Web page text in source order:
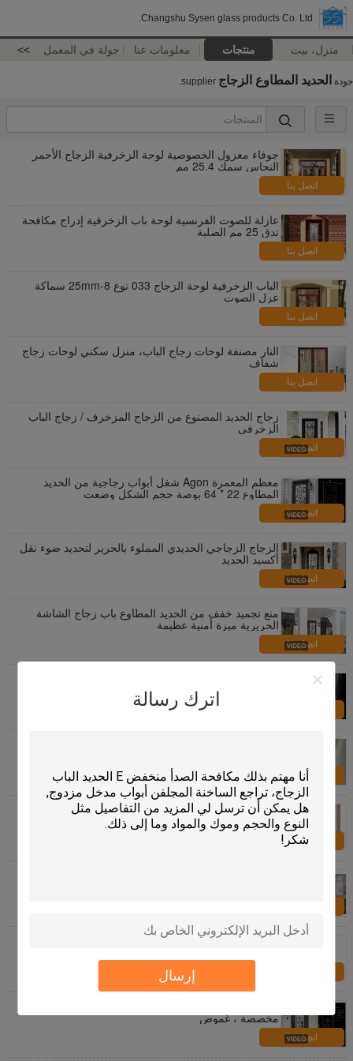
Changshu Sysen glass products Co. Ltd.
منزل، بيت منتجات معلومات عنا جولة في المعمل >>
اترك رسالة
إرسال
جودة الحديد المطاوع الزجاج
جوفاء معزول الخصوصية لوحة الزخرفية الزجاج الأحمر
النحاس سمك 25.4 مم
اتصل بنا
عازلة للصوت الفرنسية لوحة باب الزخرفية إدراج مكافحة
تدق 25 مم الصلبة
اتصل بنا
الباب الزخرفية لوحة الزجاج 033 نوع 8-25mm سماكة
عزل الصوت
اتصل بنا
النار مصنفة لوحات زجاج الباب، منزل سكني لوحات زجاج
شفاف
اتصل بنا
زجاج الحديد المصنوع من الزجاج المزخرف / زجاج الباب
الزخرفي
اتصل بنا
معظم المعمرة Agon شغل أبواب زجاجية من الحديد
المطاوع 22 * ​​64 بوصة حجم الشكل وضعت
اتصل بنا
الزجاج الزجاجي الحديدي المملوء بالحرير لتحديد ضوء نقل
أكسيد الحديد
اتصل بنا
منع تجميد خفف من الحديد المطاوع باب زجاج الشاشة
الحريرية ميزة أمنية عظيمة
اتصل بنا
الألومنيوم الستائر
اتصل بنا
الستائر الداخلية داخل زجاج الصوت / توفير الطاقة العازلة
للحرارة
اتصل بنا
مخصصة ، غموض
اتصل بنا